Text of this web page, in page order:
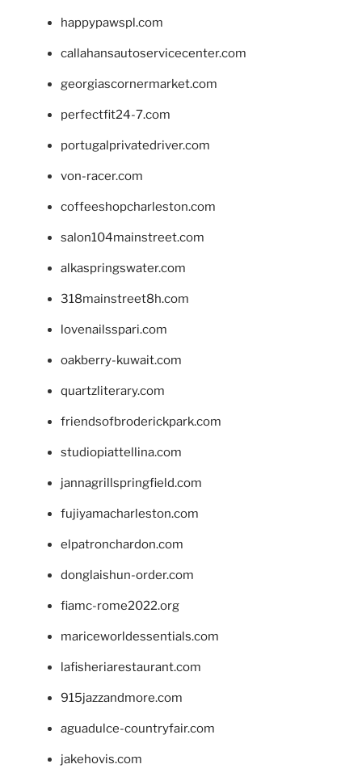
happypawspl.com
callahansautoservicecenter.com
georgiascornermarket.com
perfectfit24-7.com
portugalprivatedriver.com
von-racer.com
coffeeshopcharleston.com
salon104mainstreet.com
alkaspringswater.com
318mainstreet8h.com
lovenailsspari.com
oakberry-kuwait.com
quartzliterary.com
friendsofbroderickpark.com
studiopiattellina.com
jannagrillspringfield.com
fujiyamacharleston.com
elpatronchardon.com
donglaishun-order.com
fiamc-rome2022.org
mariceworldessentials.com
lafisheriarestaurant.com
915jazzandmore.com
aguadulce-countryfair.com
jakehovis.com